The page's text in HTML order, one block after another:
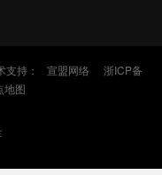
持： 宣盟网络
浙ICP备
地图